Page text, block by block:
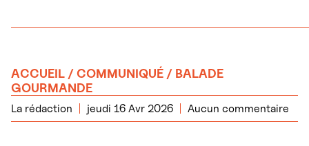
ACCUEIL /COMMUNIQUÉ / BALADE
GOURMANDE
La rédaction jeudi 16 Avr 2026 Aucun commentaire